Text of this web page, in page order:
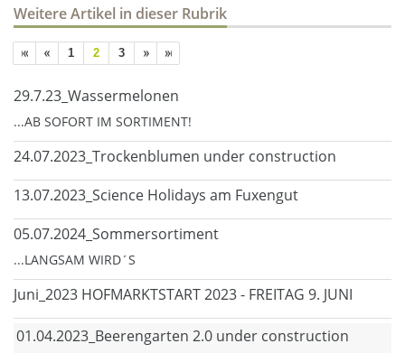
Weitere Artikel in dieser Rubrik
1 2 3
29.7.23_Wassermelonen
...AB SOFORT IM SORTIMENT!
24.07.2023_Trockenblumen under construction
13.07.2023_Science Holidays am Fuxengut
05.07.2024_Sommersortiment
...LANGSAM WIRD´S
Juni_2023 HOFMARKTSTART 2023 - FREITAG 9. JUNI
01.04.2023_Beerengarten 2.0 under construction